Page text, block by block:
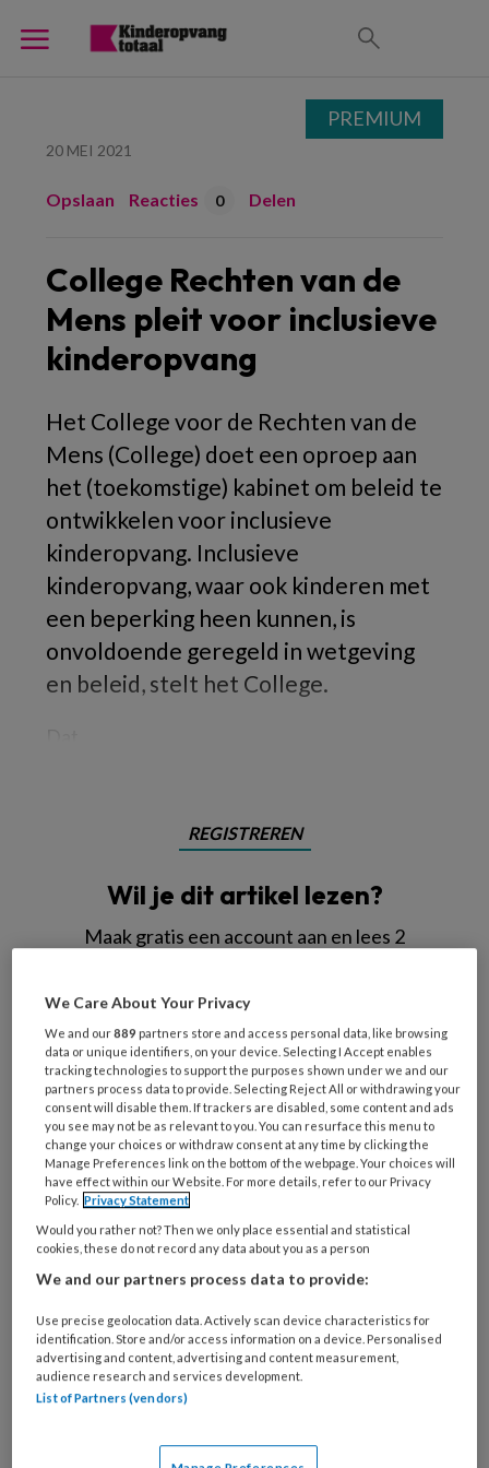
20 MEI 2021
Opslaan Reacties 0 Delen
College Rechten van de
Mens pleit voor inclusieve
kinderopvang
Het College voor de Rechten van de
Mens (College) doet een oproep aan
het (toekomstige) kabinet om beleid te
ontwikkelen voor inclusieve
kinderopvang. Inclusieve
kinderopvang, waar ook kinderen met
een beperking heen kunnen, is
onvoldoende geregeld in wetgeving
en beleid, stelt het College.
REGISTREREN
Wil je dit artikel lezen?
Maak gratis een account aan en lees 2
Al een account of abonnement?
Wat
is
je
e-
mailadres?
* *
Kies
je
wachtwoord*
Kies
je
Bij
welke
organisatie
Ontvang 2x per week de
PREMIUM
We Care About Your Privacy
We and our889 partners store and access personal data, like browsing
data or unique identifiers, on your device. Selecting I Accept enables
tracking technologies to support the purposes shown under we and our
partners process data to provide. Selecting Reject All or withdrawing your
consent will disable them. If trackers are disabled, some content and ads
you see may not be as relevant to you. You can resurface this menu to
change your choices or withdraw consent at any time by clicking the
Manage Preferences link on the bottom of the webpage. Your choices will
have effect within our Website. For more details, refer to our Privacy
Policy. Privacy Statement
Would you rather not? Then we only place essential and statistical
cookies, these do not record any data about you as a person
We and our partners process data to provide:
Use precise geolocation data. Actively scan device characteristics for
identification. Store and/or access information on a device. Personalised
advertising and content, advertising and content measurement,
audience research and services development.
List of Partners (vendors)